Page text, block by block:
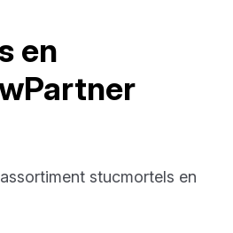
en
stucmortels en